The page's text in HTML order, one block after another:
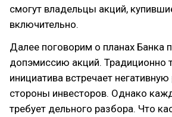
смогут владельцы акций,
включительно.
Далее поговорим о планах Банка
допэмиссию акций. Традиционно
инициатива встречает
стороны инвесторов. Однако
требует дельного разбора. Что